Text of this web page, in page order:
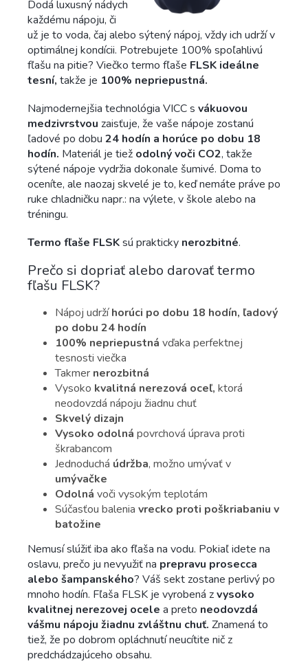
Dodá luxusný nádych
každému nápoju, či
už je to voda, čaj alebo sýtený nápoj, vždy ich udrží v
optimálnej kondícii. Potrebujete 100% spoľahlivú
fľašu na pitie? Viečko termo fľaše FLSK ideálne
tesní, takže je 100% nepriepustná.
Najmodernejšia technológia VICC s vákuovou
medzivrstvou zaisťuje, že vaše nápoje zostanú
ľadové po dobu 24 hodín a horúce po dobu 18
hodín. Materiál je tiež odolný voči CO2, takže
sýtené nápoje vydržia dokonale šumivé. Doma to
oceníte, ale naozaj skvelé je to, keď nemáte práve po
ruke chladničku napr.: na výlete, v škole alebo na
tréningu.
Termo fľaše FLSKsú prakticky nerozbitné.
Prečo si dopriať alebo darovať termo
fľašu FLSK?
Nápoj udržíhorúci po dobu 18 hodín, ľadový
po dobu 24 hodín
100% nepriepustná vďaka perfektnej
tesnosti viečka
Takmer nerozbitná
Vysoko kvalitná nerezová oceľ, ktorá
neodovzdá nápoju žiadnu chuť
Skvelý dizajn
Vysoko odolná povrchová úprava proti
škrabancom
Jednoduchá údržba, možno umývať v
umývačke
Odolná voči vysokým teplotám
Súčasťou balenia vrecko proti poškriabaniu v
batožine
Nemusí slúžiť iba ako fľaša na vodu. Pokiaľ idete na
oslavu, prečo ju nevyužiť na prepravu prosecca
alebo šampanského? Váš sekt zostane perlivý po
mnoho hodín. Fľaša FLSK je vyrobená zvysoko
kvalitnej nerezovej ocele a preto neodovzdá
vášmu nápoju žiadnu zvláštnu chuť. Znamená to
tiež, že po dobrom opláchnutí neucítite nič z
predchádzajúceho obsahu.